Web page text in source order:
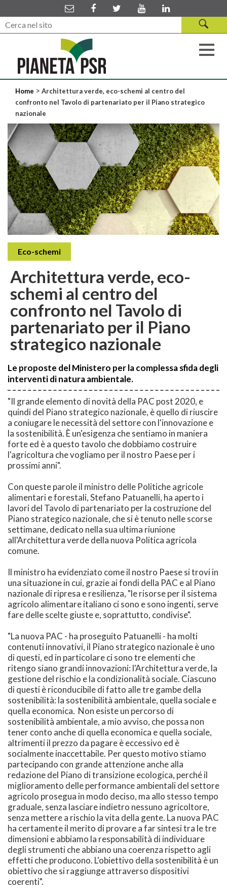
Home > Architettura verde, eco-schemi al centro del
confronto nel Tavolo di partenariato per il Piano strategico
nazionale
Eco-schemi
Architettura verde, eco-
schemi al centro del
confronto nel Tavolo di
partenariato per il Piano
strategico nazionale
Le proposte del Ministero per la complessa sfida degli
interventi di natura ambientale.
"Il grande elemento di novità della PAC post 2020, e
quindi del Piano strategico nazionale, è quello di riuscire
a coniugare le necessità del settore con l'innovazione e
la sostenibilità. È un'esigenza che sentiamo in maniera
forte ed è a questo tavolo che dobbiamo costruire
l'agricoltura che vogliamo per il nostro Paese per i
prossimi anni".
Con queste parole il ministro delle Politiche agricole
alimentari e forestali, Stefano Patuanelli, ha aperto i
lavori del Tavolo di partenariato per la costruzione del
Piano strategico nazionale, che si è tenuto nelle scorse
settimane, dedicato nella sua ultima riunione
all'Architettura verde della nuova Politica agricola
comune.
Il ministro ha evidenziato come il nostro Paese si trovi in
una situazione in cui, grazie ai fondi della PAC e al Piano
nazionale di ripresa e resilienza, "le risorse per il sistema
agricolo alimentare italiano ci sono e sono ingenti, serve
fare delle scelte giuste e, soprattutto, condivise".
"La nuova PAC - ha proseguito Patuanelli - ha molti
contenuti innovativi, il Piano strategico nazionale è uno
di questi, ed in particolare ci sono tre elementi che
ritengo siano grandi innovazioni: l'Architettura verde, la
gestione del rischio e la condizionalità sociale. Ciascuno
di questi è riconducibile di fatto alle tre gambe della
sostenibilità: la sostenibilità ambientale, quella sociale e
quella economica. Non esiste un percorso di
sostenibilità ambientale, a mio avviso, che possa non
tener conto anche di quella economica e quella sociale,
altrimenti il prezzo da pagare è eccessivo ed è
socialmente inaccettabile. Per questo motivo stiamo
partecipando con grande attenzione anche alla
redazione del Piano di transizione ecologica, perché il
miglioramento delle performance ambientali del settore
agricolo prosegua in modo deciso, ma allo stesso tempo
graduale, senza lasciare indietro nessuno agricoltore,
senza mettere a rischio la vita della gente. La nuova PAC
ha certamente il merito di provare a far sintesi tra le tre
dimensioni e abbiamo la responsabilità di individuare
degli strumenti che abbiano una coerenza rispetto agli
effetti che producono. L'obiettivo della sostenibilità è un
obiettivo che si raggiunge attraverso dispositivi
coerenti".